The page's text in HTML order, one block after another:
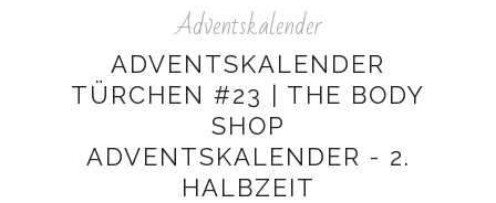
Adventskalender
ADVENTSKALENDER
TÜRCHEN #23 | THE BODY
SHOP
ADVENTSKALENDER - 2.
HALBZEIT